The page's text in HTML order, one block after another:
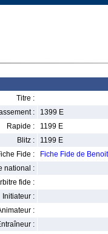
Titre :
:
1399 E
Rapide :
1199 E
Blitz :
1199 E
Fide :
Fiche Fide de
national :
fide :
Initiateur :
:
: